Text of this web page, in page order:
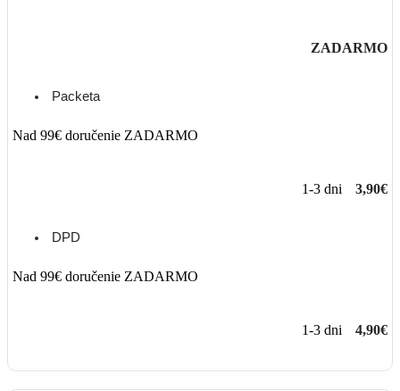
ZADARMO
Packeta
Nad 99€ doručenie ZADARMO
1-3 dni 3,90€
DPD
Nad 99€ doručenie ZADARMO
1-3 dni 4,90€